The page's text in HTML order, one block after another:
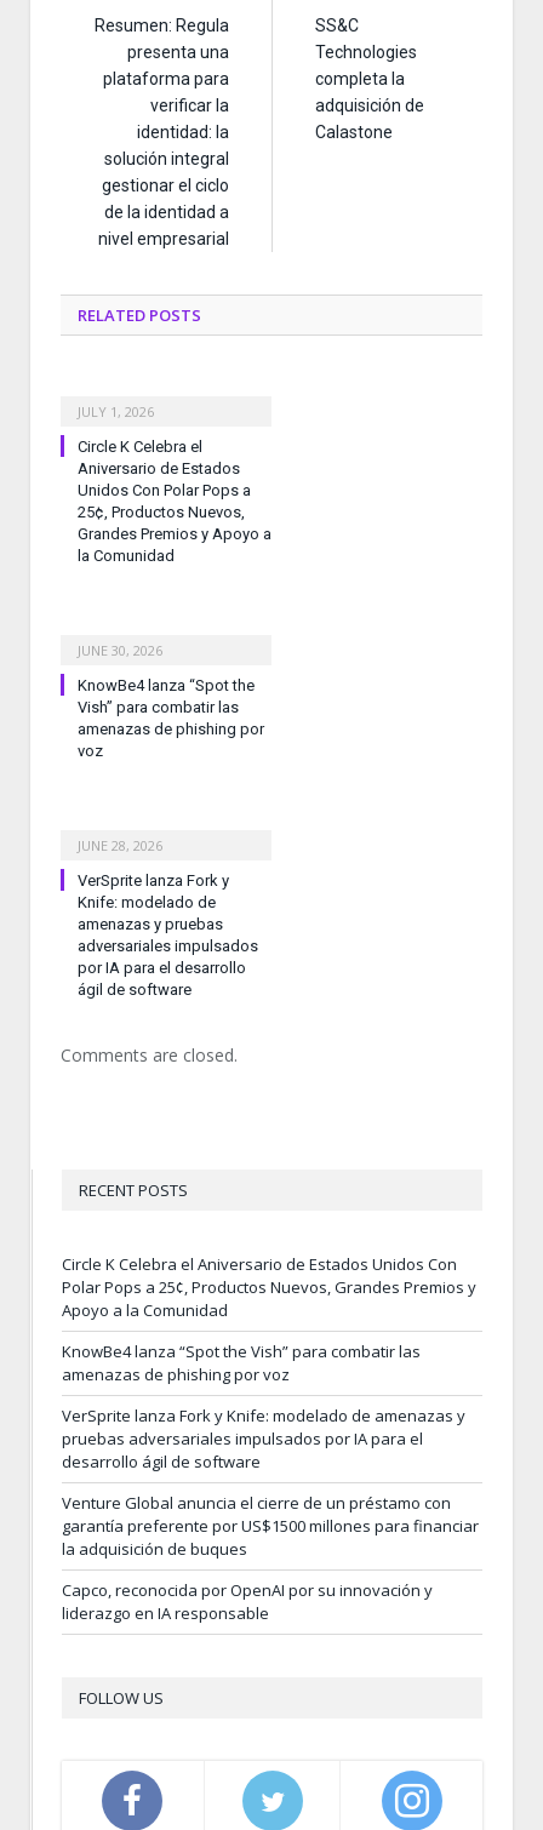
Resumen: Regula
presenta una
plataforma para
verificar la
identidad: la
solución integral
gestionar el ciclo
de la identidad a
nivel empresarial
SS&C
Technologies
completa la
adquisición de
Calastone
RELATED POSTS
JULY 1, 2026
Circle K Celebra el
Aniversario de Estados
Unidos Con Polar Pops a
25¢, Productos Nuevos,
Grandes Premios y Apoyo a
la Comunidad
JUNE 30, 2026
KnowBe4 lanza “Spot the
Vish” para combatir las
amenazas de phishing por
voz
JUNE 28, 2026
VerSprite lanza Fork y
Knife: modelado de
amenazas y pruebas
adversariales impulsados
por IA para el desarrollo
ágil de software
Comments are closed.
RECENT POSTS
Circle K Celebra el Aniversario de Estados Unidos Con
Polar Pops a 25¢, Productos Nuevos, Grandes Premios y
Apoyo a la Comunidad
KnowBe4 lanza “Spot the Vish” para combatir las
amenazas de phishing por voz
VerSprite lanza Fork y Knife: modelado de amenazas y
pruebas adversariales impulsados por IA para el
desarrollo ágil de software
Venture Global anuncia el cierre de un préstamo con
garantía preferente por US$1500 millones para financiar
la adquisición de buques
Capco, reconocida por OpenAI por su innovación y
liderazgo en IA responsable
FOLLOW US